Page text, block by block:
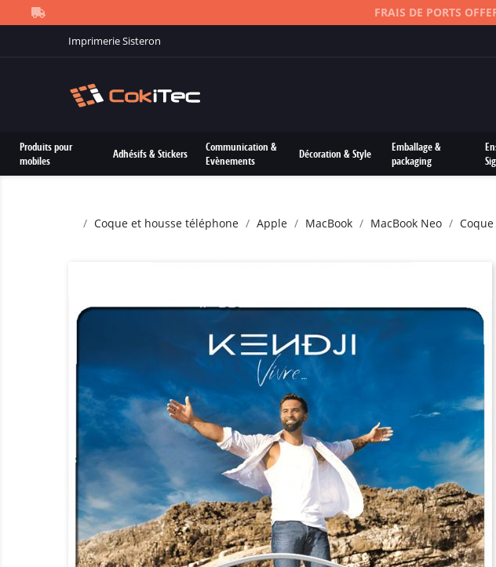
FRAIS DE PORTS
Imprimerie Sisteron
Produits pour
mobiles
Adhésifs & Stickers
Communication &
Evènements
Décoration & Style
Emballage &
packaging
Coque et housse téléphone Apple MacBook MacBook Neo